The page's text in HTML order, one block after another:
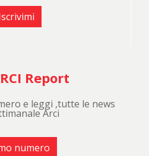
Report
e leggi ,tutte le news
Arci
numero